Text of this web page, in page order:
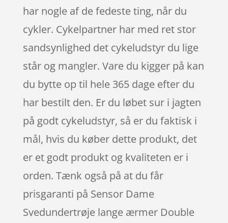
har nogle af de fedeste ting, når du
cykler. Cykelpartner har med ret stor
sandsynlighed det cykeludstyr du lige
står og mangler. Vare du kigger på kan
du bytte op til hele 365 dage efter du
har bestilt den. Er du løbet sur i jagten
på godt cykeludstyr, så er du faktisk i
mål, hvis du køber dette produkt, det
er et godt produkt og kvaliteten er i
orden. Tænk også på at du får
prisgaranti på Sensor Dame
Svedundertrøje lange ærmer Double